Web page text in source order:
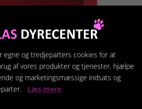
og tredjeparters cookies for at
af vores produkter og tjenester, hjælpe
og marketingsmæssige indsats og
Læs mere